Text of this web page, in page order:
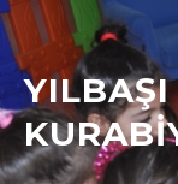
YILBAŞI